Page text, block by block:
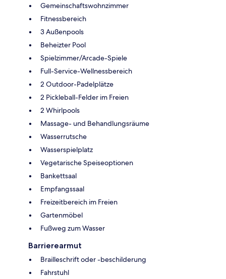
Gemeinschaftswohnzimmer
Fitnessbereich
3 Außenpools
Beheizter Pool
Spielzimmer/Arcade-Spiele
Full-Service-Wellnessbereich
2 Outdoor-Padelplätze
2 Pickleball-Felder im Freien
2 Whirlpools
Massage- und Behandlungsräume
Wasserrutsche
Wasserspielplatz
Vegetarische Speiseoptionen
Bankettsaal
Empfangssaal
Freizeitbereich im Freien
Gartenmöbel
Fußweg zum Wasser
Barrierearmut
Brailleschrift oder -beschilderung
Fahrstuhl